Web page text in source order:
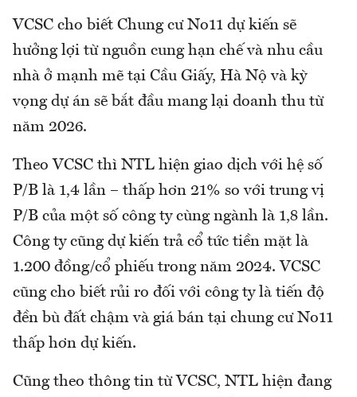
VCSC cho biết Chung cư No11 dự kiến sẽ
hưởng lợi từ nguồn cung hạn chế và nhu cầu
nhà ở mạnh mẽ tại Cầu Giấy, Hà Nộ và kỳ
vọng dự án sẽ bắt đầu mang lại doanh thu từ
năm 2026.
Theo VCSC thì NTL hiện giao dịch với hệ số
P/B là 1,4 lần – thấp hơn 21% so với trung vị
P/B của một số công ty cùng ngành là 1,8 lần.
Công ty cũng dự kiến trả cổ tức tiền mặt là
1.200 đồng/cổ phiếu trong năm 2024. VCSC
cũng cho biết rủi ro đối với công ty là tiến độ
đền bù đất chậm và giá bán tại chung cư No11
thấp hơn dự kiến.
Cũng theo thông tin từ VCSC, NTL hiện đang